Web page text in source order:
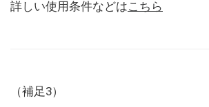
詳しい使用条件などはこちら
（補足3）